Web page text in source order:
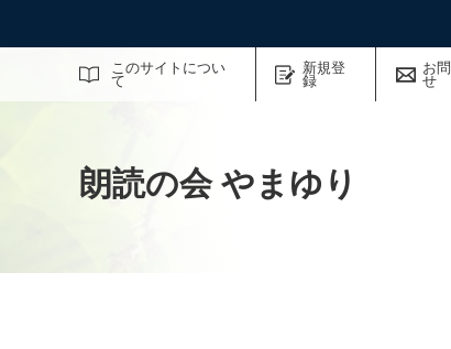
このサイトについ
て
新規登
録
お
せ
サイト内検索
朗読の会 やまゆり